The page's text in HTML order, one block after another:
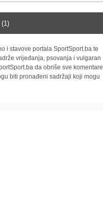
i stavove portala SportSport.ba te
vrijeđanja, psovanja i vulgaran
da obriše sve komentare
biti pronađeni sadržaji koji mogu